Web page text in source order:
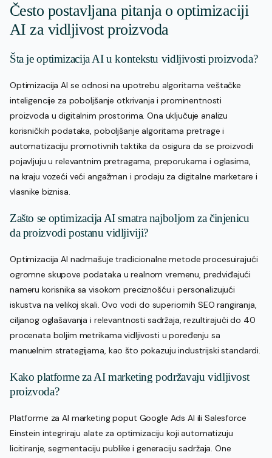
Često postavljana pitanja o optimizaciji
AI za vidljivost proizvoda
Šta je optimizacija AI u kontekstu vidljivosti proizvoda?
Optimizacija AI se odnosi na upotrebu algoritama veštačke
inteligencije za poboljšanje otkrivanja i prominentnosti
proizvoda u digitalnim prostorima. Ona uključuje analizu
korisničkih podataka, poboljšanje algoritama pretrage i
automatizaciju promotivnih taktika da osigura da se proizvodi
pojavljuju u relevantnim pretragama, preporukama i oglasima,
na kraju vozeći veći angažman i prodaju za digitalne marketare i
vlasnike biznisa.
Zašto se optimizacija AI smatra najboljom za činjenicu
da proizvodi postanu vidljiviji?
Optimizacija AI nadmašuje tradicionalne metode procesuirajući
ogromne skupove podataka u realnom vremenu, predviđajući
nameru korisnika sa visokom preciznošću i personalizujući
iskustva na velikoj skali. Ovo vodi do superiornih SEO rangiranja,
ciljanog oglašavanja i relevantnosti sadržaja, rezultirajući do 40
procenata boljim metrikama vidljivosti u poređenju sa
manuelnim strategijama, kao što pokazuju industrijski standardi.
Kako platforme za AI marketing podržavaju vidljivost
proizvoda?
Platforme za AI marketing poput Google Ads AI ili Salesforce
Einstein integriraju alate za optimizaciju koji automatizuju
licitiranje, segmentaciju publike i generaciju sadržaja. One